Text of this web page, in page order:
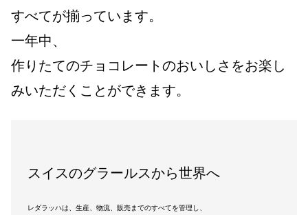
すべてが揃っています。
一年中、
作りたてのチョコレートのおいしさをお楽し
みいただくことができます。
スイスのグラールスから世界へ
レダラッハは、生産、物流、販売までのすべてを管理し、